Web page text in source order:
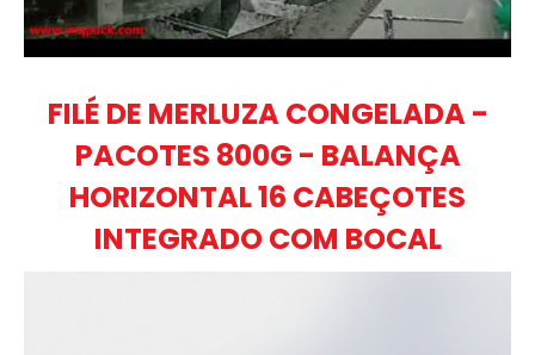
FILÉ DE MERLUZA CONGELADA -
PACOTES 800G - BALANÇA
HORIZONTAL 16 CABEÇOTES
INTEGRADO COM BOCAL